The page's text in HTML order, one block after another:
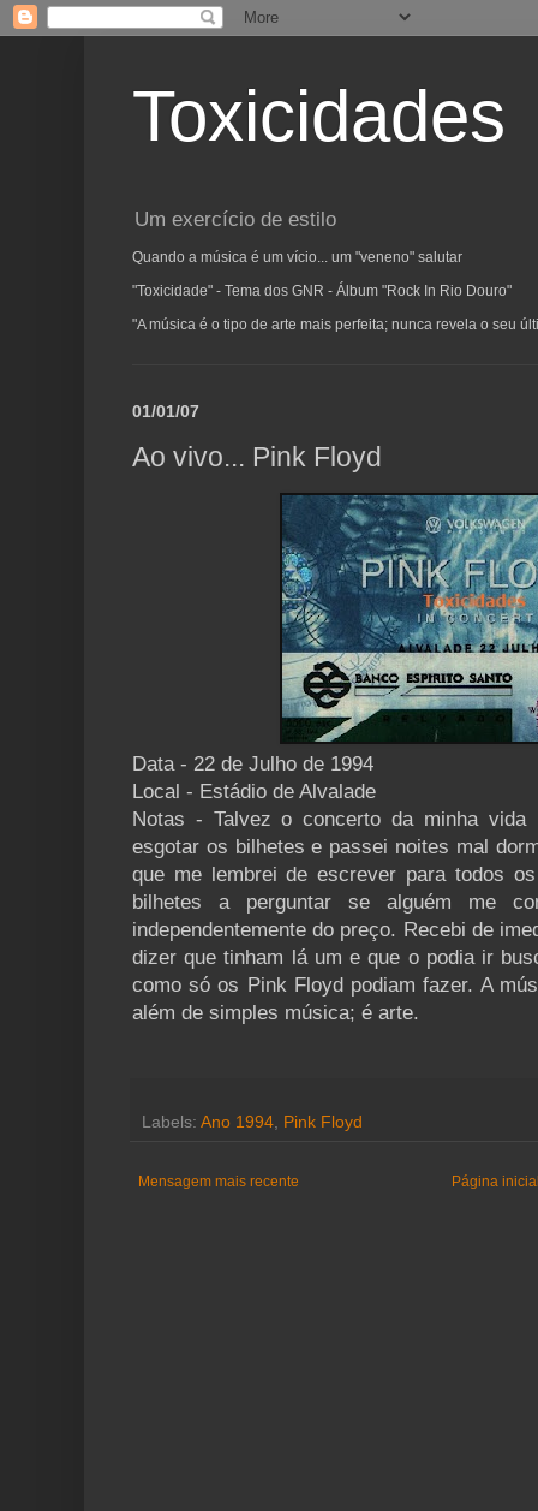
Toxicidades
Um exercício de estilo
Quando a música é um vício... um "veneno" salutar
"Toxicidade" - Tema dos GNR - Álbum "Rock In Rio Douro"
"A música é o tipo de arte mais perfeita; nunca revela o seu
01/01/07
Ao vivo... Pink Floyd
Data - 22 de Julho de 1994
Local - Estádio de Alvalade
Notas - Talvez o concerto da minha vida
esgotar os bilhetes e passei noites mal
que me lembrei de escrever para todos
bilhetes a perguntar se alguém me
independentemente do preço. Recebi de
dizer que tinham lá um e que o podia ir
como só os Pink Floyd podiam fazer. A
além de simples música; é arte.
Labels: Ano 1994, Pink Floyd
Mensagem mais recente Página